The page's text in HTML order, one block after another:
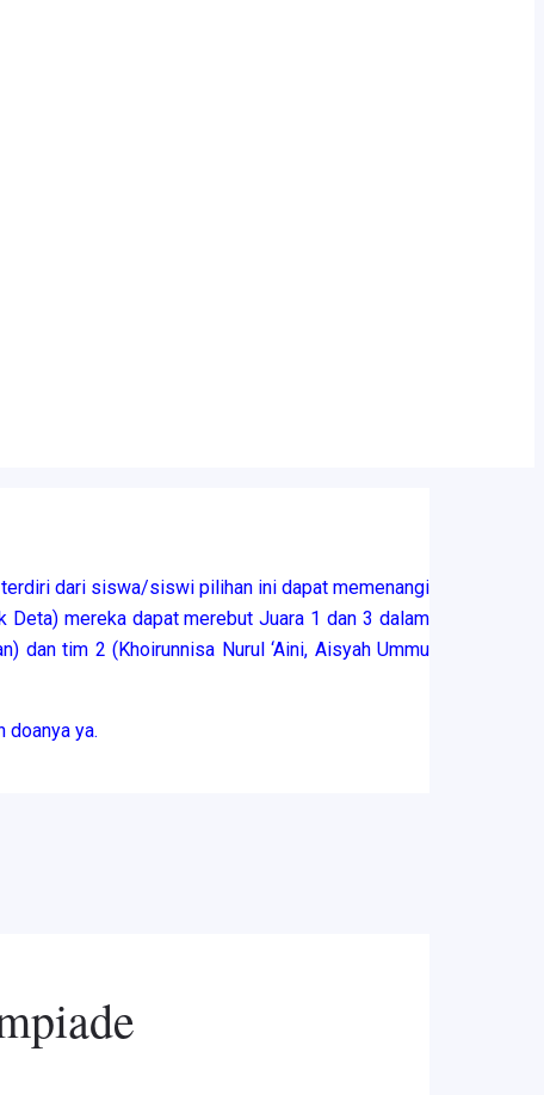
dari siswa/siswi pilihan ini dapat memenangi
Deta) mereka dapat merebut Juara 1 dan 3 dalam
dan tim 2 (Khoirunnisa Nurul ‘Aini, Aisyah Ummu
doanya ya.